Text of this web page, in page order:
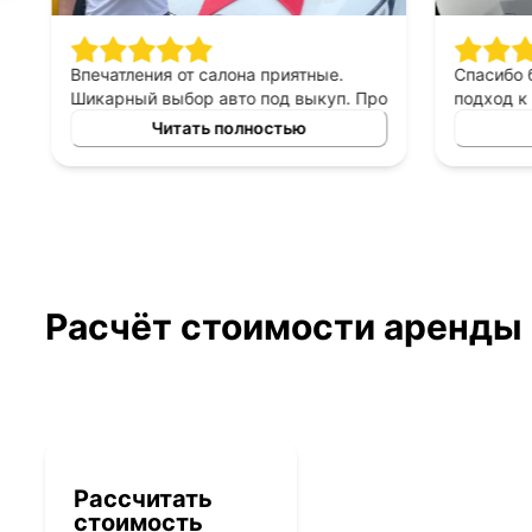
Впечатления от салона приятные.
Шикарный выбор авто под выкуп. Про
персонал могу сказать только
хорошее, приятны в общении,
терпеливые, помогают сделать
Читать полностью
Спасибо
подход
выборе
выкуп,
который
Расчёт стоимости аренды
Рассчитать
стоимость